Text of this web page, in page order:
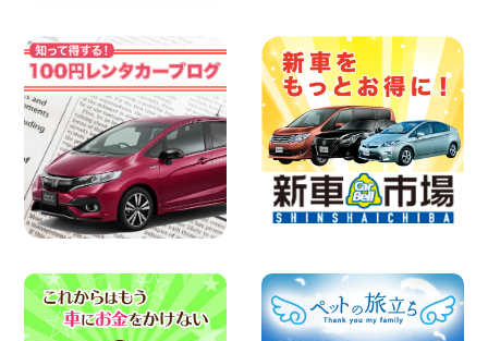
100円レンタカー 中川かの里
2026年08月07日
☆ 夏休みクーポン登場!最大9,500円おト
ク! ☆ 鳥取県 鳥取青谷店
100円レンタカー 鳥取青谷
2026年08月07日
人気のハイエース!! 大阪府 寝屋川太間東
町店
100円レンタカー 寝屋川太間東町
2026年08月07日
100円レンタカー 墨田両国
2026年08月07日
夏季休暇のお知らせ 東京都 墨田文花店